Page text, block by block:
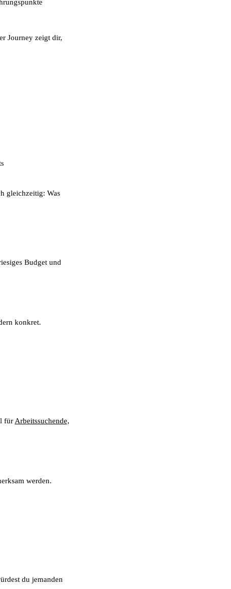
Journey zeigt dir,
gleichzeitig: Was
Budget und
konkret.
für Arbeitssuchende,
werden.
du jemanden